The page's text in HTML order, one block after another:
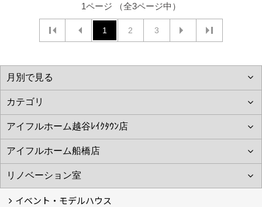
1ページ （全3ページ中）
1 2 3
イベント・モデルハウス